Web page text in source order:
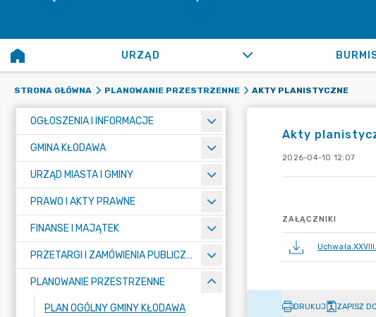
URZĄD
STRONA GŁÓWNA PLANOWANIE PRZESTRZENNE AKTY PLANISTYCZNE
OGŁOSZENIA I INFORMACJE
GMINA KŁODAWA
URZĄD MIASTA I GMINY
PRAWO I AKTY PRAWNE
FINANSE I MAJĄTEK
PRZETARGI I ZAMÓWIENIA PUBLICZNE
PLANOWANIE PRZESTRZENNE
PLAN OGÓLNY GMINY KŁODAWA
Akty
2026-04-10 12:07
ZAŁĄCZNIKI
DRUKUJ ZAPISZ